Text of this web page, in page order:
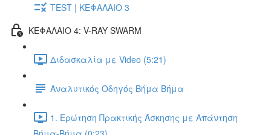
TEST | ΚΕΦΑΛΑΙΟ 3
ΚΕΦΑΛΑΙΟ 4: V-RAY SWARM
Διδασκαλία με Video (5:21)
Αναλυτικός Οδηγός Βήμα Βήμα
1. Ερώτηση Πρακτικής Άσκησης με Απάντηση